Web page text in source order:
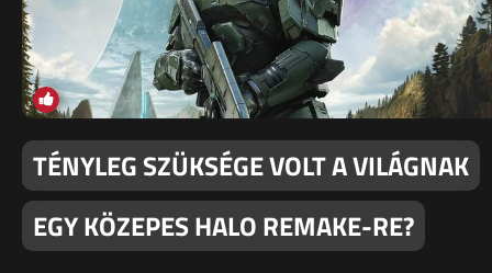
TÉNYLEG SZÜKSÉGE VOLT A VILÁGNAK
EGY KÖZEPES HALO REMAKE-RE?